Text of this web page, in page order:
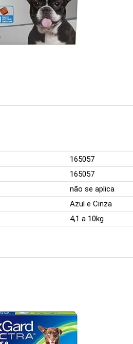
165057
165057
não se aplica
Azul e Cinza
4,1 a 10kg